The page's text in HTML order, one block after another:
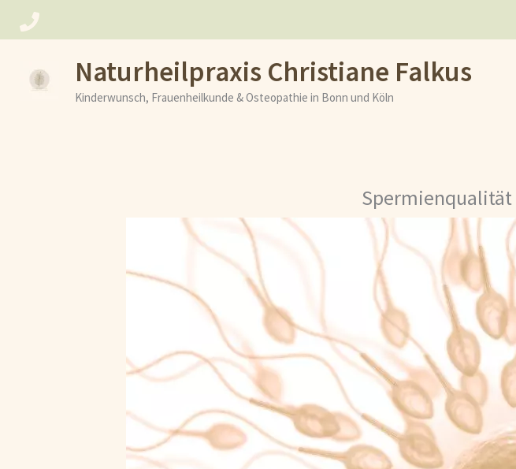
Inhalt
springen
Naturheilpraxis Christiane Falkus
Kinderwunsch, Frauenheilkunde & Osteopathie in Bonn und Köln
Spermienqualität